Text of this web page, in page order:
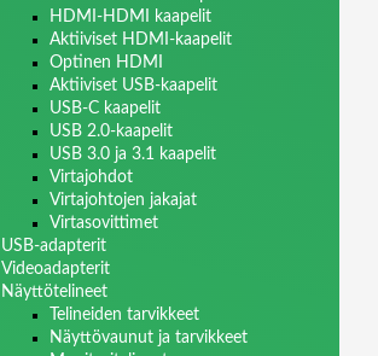
HDMI-HDMI kaapelit
Aktiiviset HDMI-kaapelit
Optinen HDMI
Aktiiviset USB-kaapelit
USB-C kaapelit
USB 2.0-kaapelit
USB 3.0 ja 3.1 kaapelit
Virtajohdot
Virtajohtojen jakajat
Virtasovittimet
USB-adapterit
Videoadapterit
Näyttötelineet
Telineiden tarvikkeet
Näyttövaunut ja tarvikkeet